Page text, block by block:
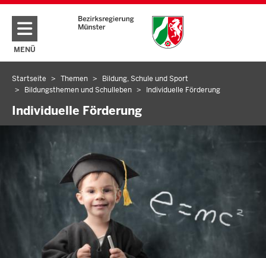
Direkt zum Inhalt
MENÜ
NAVIGATION AKTIVIEREN/DEAKTIVIEREN: HAUPTMENÜ
Sie
befinden
sich
hier
Startseite Themen
Bildung, Schule und Sport
Bildungsthemen und Schulleben
Individuelle Förderung
Individuelle Förderung